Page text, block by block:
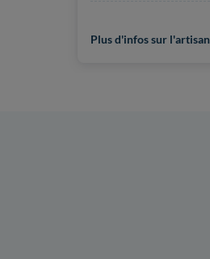
Plus d'infos sur l'artisan